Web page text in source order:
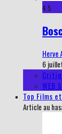
4.5
Herve
6
WEB
Top Films
Article au